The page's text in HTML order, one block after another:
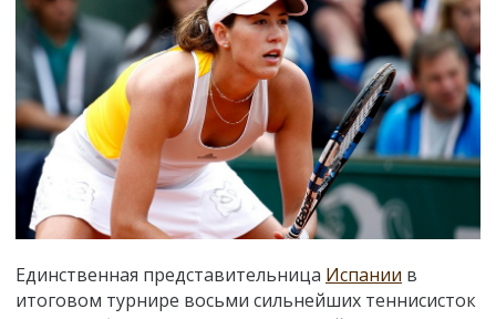
Единственная представительница Испании в
итоговом турнире восьми сильнейших теннисисток